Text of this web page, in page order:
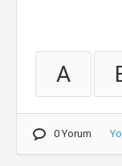
A
0 Yorum